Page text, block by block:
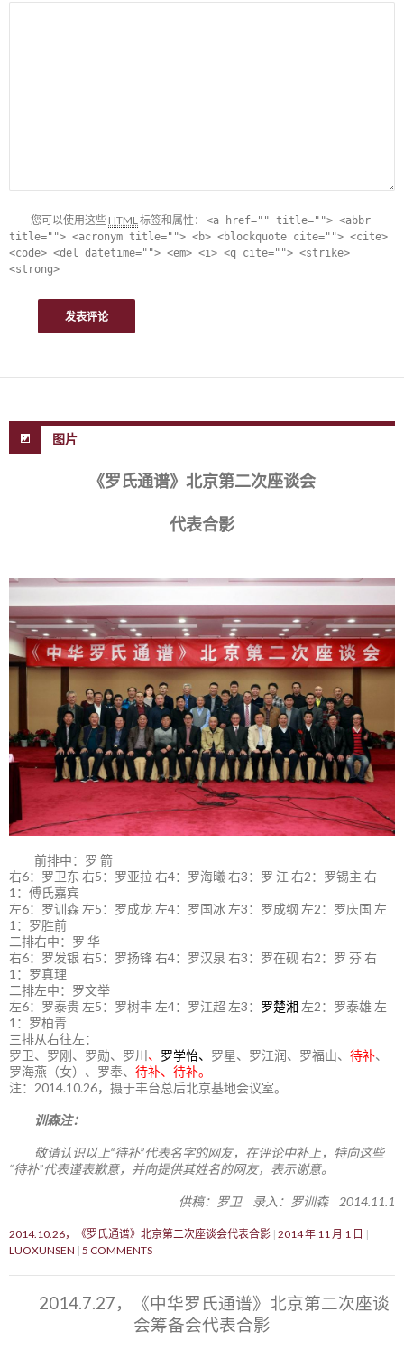
您可以使用这些 HTML标签和属性： <a href="" title=""> <abbr
title=""> <acronym title=""> <b> <blockquote cite=""> <cite>
<code> <del datetime=""> <em> <i> <q cite=""> <strike>
<strong>
图片
《罗氏通谱》北京第二次座谈会
代表合影
前排中：罗 箭
右6：罗卫东 右5：罗亚拉 右4：罗海曦 右3：罗 江 右2：罗锡主 右
1：傅氏嘉宾
左6：罗训森 左5：罗成龙 左4：罗国冰 左3：罗成纲 左2：罗庆国 左
1：罗胜前
二排右中：罗 华
右6：罗发银 右5：罗扬锋 右4：罗汉泉 右3：罗在砚 右2：罗 芬 右
1：罗真理
二排左中：罗文举
左6：罗泰贵 左5：罗树丰 左4：罗江超 左3： 罗楚湘 左2：罗泰雄 左
1：罗柏青
三排从右往左：
罗卫、罗刚、罗勋、罗川 、 罗学怡、 罗星、罗江润、罗福山、 待补、
罗海燕（女）、罗奉、 待补、待补。
注：2014.10.26，摄于丰台总后北京基地会议室。
训森注：
敬请认识以上“待补”代表名字的网友，在评论中补上，特向这些
“待补”代表谨表歉意，并向提供其姓名的网友，表示谢意。
供稿：罗卫 录入：罗训森 2014.11.1
2014.10.26，《罗氏通谱》北京第二次座谈会代表合影 2014 年 11 月 1 日
LUOXUNSEN 5 COMMENTS
2014.7.27，《中华罗氏通谱》北京第二次座谈
会筹备会代表合影